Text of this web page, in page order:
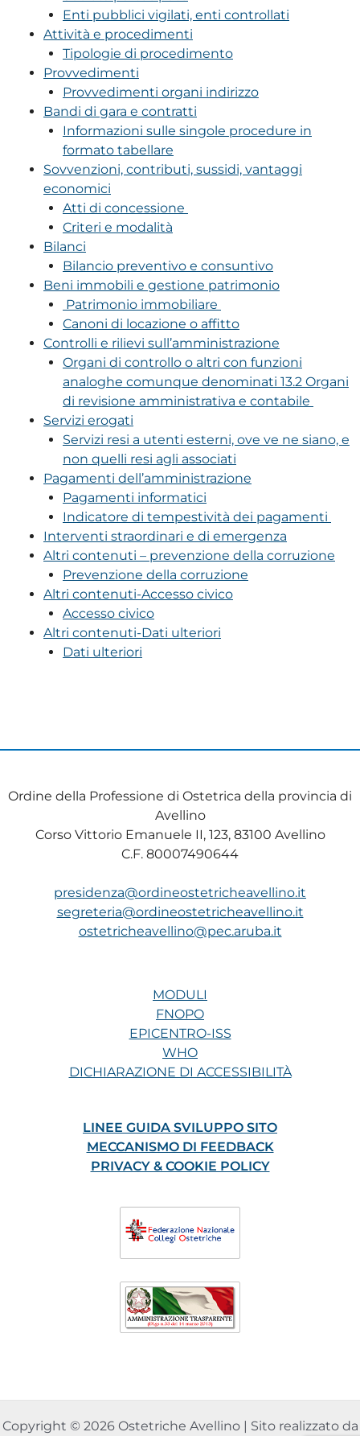
Enti pubblici vigilati, enti controllati
Attività e procedimenti
Tipologie di procedimento
Provvedimenti
Provvedimenti organi indirizzo
Bandi di gara e contratti
Informazioni sulle singole procedure in
formato tabellare
Sovvenzioni, contributi, sussidi, vantaggi
economici
Atti di concessione
Criteri e modalità
Bilanci
Bilancio preventivo e consuntivo
Beni immobili e gestione patrimonio
Patrimonio immobiliare
Canoni di locazione o affitto
Controlli e rilievi sull’amministrazione
Organi di controllo o altri con funzioni
analoghe comunque denominati 13.2 Organi
di revisione amministrativa e contabile
Servizi erogati
Servizi resi a utenti esterni, ove ve ne siano, e
non quelli resi agli associati
Pagamenti dell’amministrazione
Pagamenti informatici
Indicatore di tempestività dei pagamenti
Interventi straordinari e di emergenza
Altri contenuti – prevenzione della corruzione
Prevenzione della corruzione
Altri contenuti-Accesso civico
Accesso civico
Altri contenuti-Dati ulteriori
Dati ulteriori
Ordine della Professione di Ostetrica della provincia di
Avellino
Corso Vittorio Emanuele II, 123, 83100 Avellino
C.F. 80007490644
presidenza@ordineostetricheavellino.it
segreteria@ordineostetricheavellino.it
ostetricheavellino@pec.aruba.it
MODULI
FNOPO
EPICENTRO-ISS
WHO
DICHIARAZIONE DI ACCESSIBILITÀ
LINEE GUIDA SVILUPPO SITO
MECCANISMO DI FEEDBACK
PRIVACY & COOKIE POLICY
Copyright © 2026 Ostetriche Avellino | Sito realizzato da